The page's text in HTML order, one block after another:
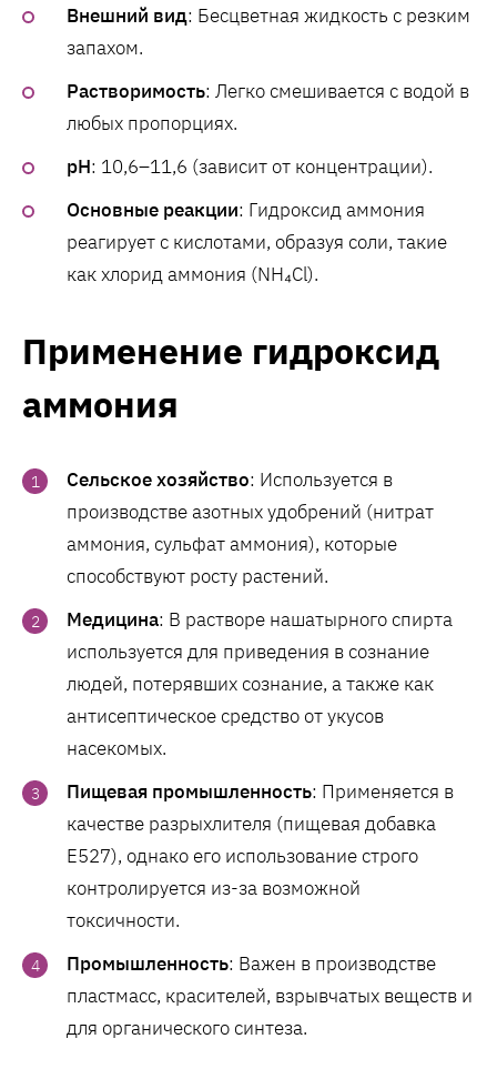
Внешний вид: Бесцветная жидкость с резким
запахом.
Растворимость: Легко смешивается с водой в
любых пропорциях.
pH: 10,6–11,6 (зависит от концентрации).
Основные реакции: Гидроксид аммония
реагирует с кислотами, образуя соли, такие
как хлорид аммония (NH₄Cl).
Применение гидроксид
аммония
Сельское хозяйство: Используется в
производстве азотных удобрений (нитрат
аммония, сульфат аммония), которые
способствуют росту растений.
Медицина: В растворе нашатырного спирта
используется для приведения в сознание
людей, потерявших сознание, а также как
антисептическое средство от укусов
насекомых.
Пищевая промышленность: Применяется в
качестве разрыхлителя (пищевая добавка
E527), однако его использование строго
контролируется из-за возможной
токсичности.
Промышленность: Важен в производстве
пластмасс, красителей, взрывчатых веществ и
для органического синтеза.